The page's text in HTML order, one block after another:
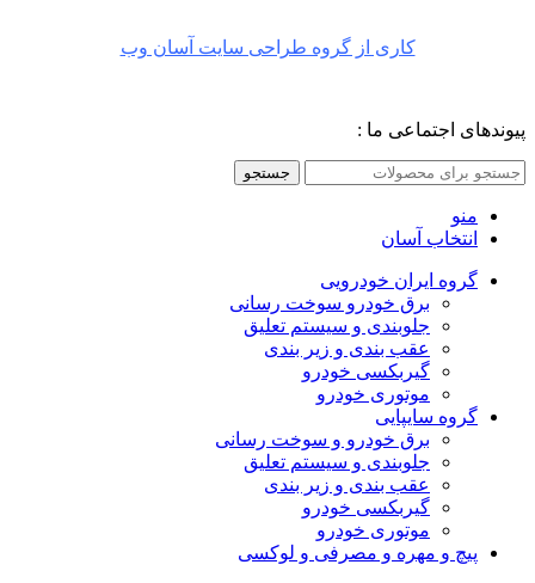
کاری از گروه طراحی سایت آسان وب
پیوندهای اجتماعی ما :
جستجو
منو
انتخاب آسان
گروه ایران خودرویی
برق خودرو سوخت رسانی
جلوبندی و سیستم تعلیق
عقب بندی و زیر بندی
گیربکسی خودرو
موتوری خودرو
گروه سایپایی
برق خودرو و سوخت رسانی
جلوبندی و سیستم تعلیق
عقب بندی و زیر بندی
گیربکسی خودرو
موتوری خودرو
پیچ و مهره و مصرفی و لوکسی